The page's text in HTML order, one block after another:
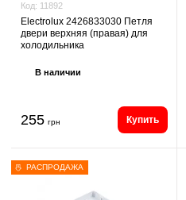
Код: 11892
Electrolux 2426833030 Петля
двери верхняя (правая) для
холодильника
В наличии
255 грн Купить
РАСПРОДАЖА